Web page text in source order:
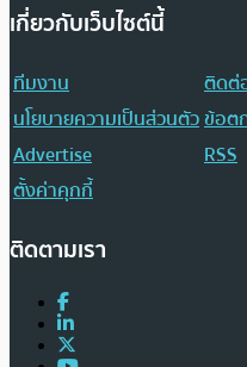
เกี่ยวกับเว็บไซต์นี้
ทีมงาน
ติดต่
นโยบายความเป็นส่วนตัวข้อต
Advertise
RSS
ตั้งค่าคุกกี้
ติดตามเรา